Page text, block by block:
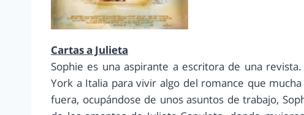
Cartas a Julieta
Sophie es una aspirante a escritora de una
York a Italia para vivir algo del romance que
fuera, ocupándose de unos asuntos de trabajo,